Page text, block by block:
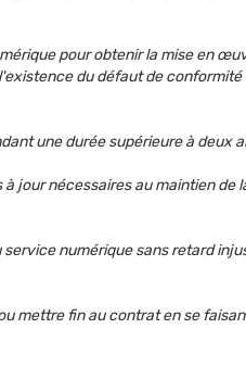
pour obtenir la mise en
du défaut de
une durée supérieure à deux
jour nécessaires au maintien de
numérique sans retard
mettre fin au contrat en se